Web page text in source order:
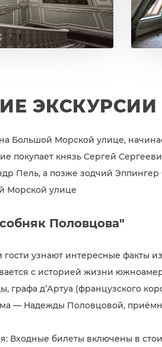
ЭКСКУРСИИ
Большой Морской улице,
покупает князь Сергей
Пель, а позже зодчий
Морской улице
Половцова"
узнают интересные факты
с историей жизни
графа д’Артуа (французского
— Надежды Половцовой,
Входные билеты включены в